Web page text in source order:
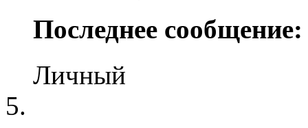
Последнее сообщение:
Личный